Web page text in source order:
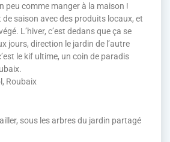
peu comme manger à la maison !
de saison avec des produits locaux, et
L’hiver, c’est dedans que ça se
jours, direction le jardin de l’autre
le kif ultime, un coin de paradis
Roubaix
sous les arbres du jardin partagé